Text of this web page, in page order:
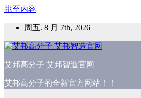
跳至内容
周五. 8 月 7th, 2026
艾邦高分子 艾邦智造官网
艾邦高分子的全新官方网站！！